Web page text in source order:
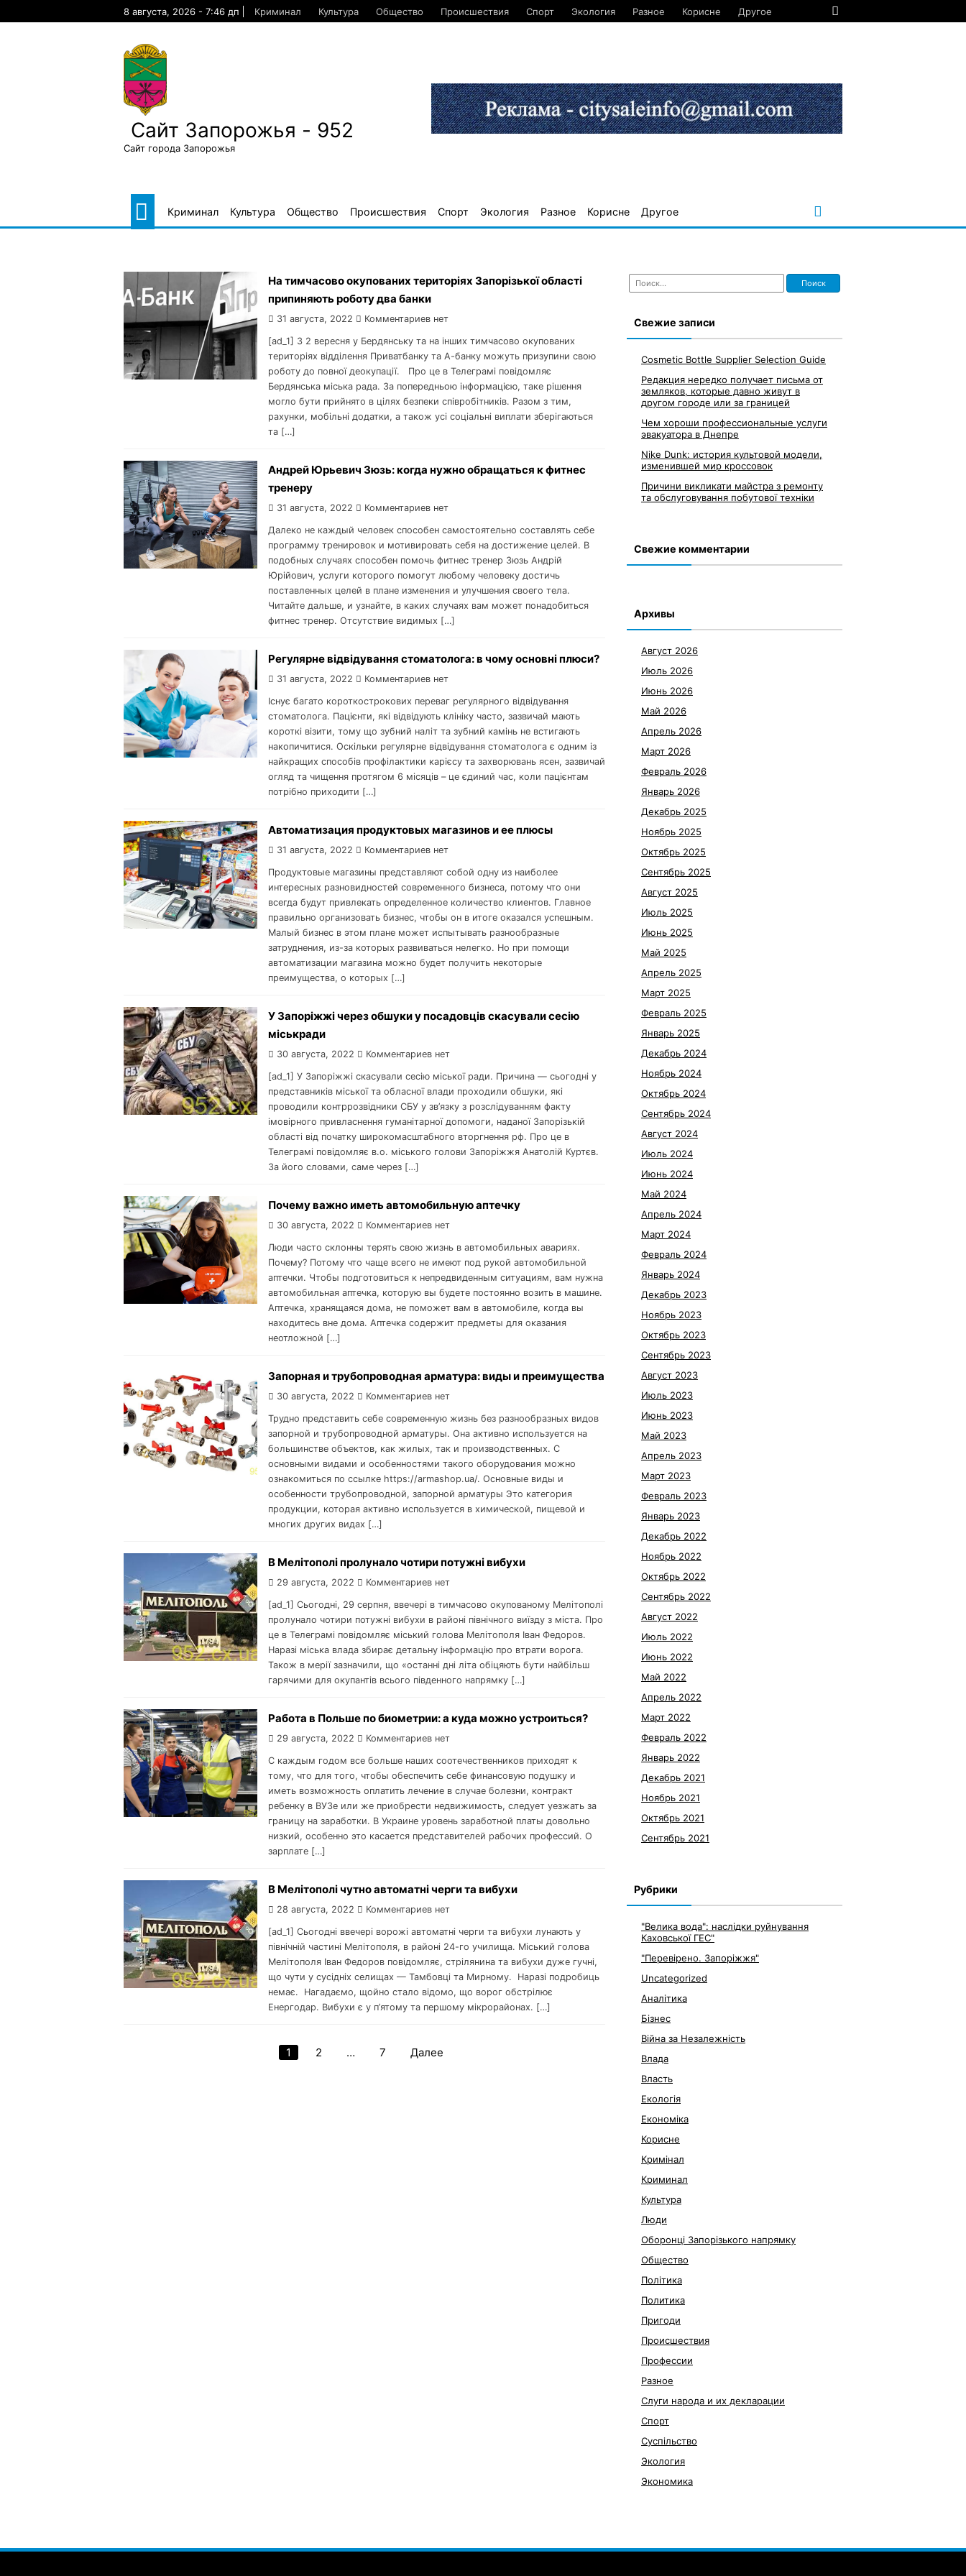
8 августа, 2026 - 7:46 дп Криминал Культура Общество Происшествия Спорт Экология Разное Корисне Другое
Сайт Запорожья - 952
Сайт города Запорожья
Криминал Культура Общество Происшествия Спорт Экология Разное Корисне Другое
На тимчасово окупованих територіях Запорізької області
припиняють роботу два банки
31 августа, 2022 Комментариев нет
[ad_1] З 2 вересня у Бердянську та на інших тимчасово окупованих
територіях відділення Приватбанку та А-банку можуть призупини свою
роботу до повної деокупації. Про це в Телеграмі повідомляє
Бердянська міська рада. За попередньою інформацією, таке рішення
могло бути прийнято в цілях безпеки співробітників. Разом з тим,
рахунки, мобільні додатки, а також усі соціальні виплати зберігаються
та […]
Андрей Юрьевич Зюзь: когда нужно обращаться к фитнес
тренеру
31 августа, 2022 Комментариев нет
Далеко не каждый человек способен самостоятельно составлять себе
программу тренировок и мотивировать себя на достижение целей. В
подобных случаях способен помочь фитнес тренер Зюзь Андрій
Юрійович, услуги которого помогут любому человеку достичь
поставленных целей в плане изменения и улучшения своего тела.
Читайте дальше, и узнайте, в каких случаях вам может понадобиться
фитнес тренер. Отсутствие видимых […]
Регулярне відвідування стоматолога: в чому основні плюси?
31 августа, 2022 Комментариев нет
Існує багато короткострокових переваг регулярного відвідування
стоматолога. Пацієнти, які відвідують клініку часто, зазвичай мають
короткі візити, тому що зубний наліт та зубний камінь не встигають
накопичитися. Оскільки регулярне відвідування стоматолога є одним із
найкращих способів профілактики карієсу та захворювань ясен, зазвичай
огляд та чищення протягом 6 місяців – це єдиний час, коли пацієнтам
потрібно приходити […]
Автоматизация продуктовых магазинов и ее плюсы
31 августа, 2022 Комментариев нет
Продуктовые магазины представляют собой одну из наиболее
интересных разновидностей современного бизнеса, потому что они
всегда будут привлекать определенное количество клиентов. Главное
правильно организовать бизнес, чтобы он в итоге оказался успешным.
Малый бизнес в этом плане может испытывать разнообразные
затруднения, из-за которых развиваться нелегко. Но при помощи
автоматизации магазина можно будет получить некоторые
преимущества, о которых […]
У Запоріжжі через обшуки у посадовців скасували сесію
міськради
30 августа, 2022 Комментариев нет
[ad_1] У Запоріжжі скасували сесію міської ради. Причина — сьогодні у
представників міської та обласної влади проходили обшуки, які
проводили контррозвідники СБУ у зв’язку з розслідуванням факту
імовірного привласнення гуманітарної допомоги, наданої Запорізькій
області від початку широкомасштабного вторгнення рф. Про це в
Телеграмі повідомляє в.о. міського голови Запоріжжя Анатолій Куртєв.
За його словами, саме через […]
Почему важно иметь автомобильную аптечку
30 августа, 2022 Комментариев нет
Люди часто склонны терять свою жизнь в автомобильных авариях.
Почему? Потому что чаще всего не имеют под рукой автомобильной
аптечки. Чтобы подготовиться к непредвиденным ситуациям, вам нужна
автомобильная аптечка, которую вы будете постоянно возить в машине.
Аптечка, хранящаяся дома, не поможет вам в автомобиле, когда вы
находитесь вне дома. Аптечка содержит предметы для оказания
неотложной […]
Запорная и трубопроводная арматура: виды и преимущества
30 августа, 2022 Комментариев нет
Трудно представить себе современную жизнь без разнообразных видов
запорной и трубопроводной арматуры. Она активно используется на
большинстве объектов, как жилых, так и производственных. С
основными видами и особенностями такого оборудования можно
ознакомиться по ссылке https://armashop.ua/. Основные виды и
особенности трубопроводной, запорной арматуры Это категория
продукции, которая активно используется в химической, пищевой и
многих других видах […]
В Мелітополі пролунало чотири потужні вибухи
29 августа, 2022 Комментариев нет
[ad_1] Сьогодні, 29 серпня, ввечері в тимчасово окупованому Мелітополі
пролунало чотири потужні вибухи в районі північного виїзду з міста. Про
це в Телеграмі повідомляє міський голова Мелітополя Іван Федоров.
Наразі міська влада збирає детальну інформацію про втрати ворога.
Також в мерії зазначили, що «останні дні літа обіцяють бути найбільш
гарячими для окупантів всього південного напрямку […]
Работа в Польше по биометрии: а куда можно устроиться?
29 августа, 2022 Комментариев нет
С каждым годом все больше наших соотечественников приходят к
тому, что для того, чтобы обеспечить себе финансовую подушку и
иметь возможность оплатить лечение в случае болезни, контракт
ребенку в ВУЗе или же приобрести недвижимость, следует уезжать за
границу на заработки. В Украине уровень заработной платы довольно
низкий, особенно это касается представителей рабочих профессий. О
зарплате […]
В Мелітополі чутно автоматні черги та вибухи
28 августа, 2022 Комментариев нет
[ad_1] Сьогодні ввечері ворожі автоматні черги та вибухи лунають у
північній частині Мелітополя, в районі 24-го училища. Міський голова
Мелітополя Іван Федоров повідомляє, стрілянина та вибухи дуже гучні,
що чути у сусідніх селищах — Тамбовці та Мирному. Наразі подробиць
немає. Нагадаємо, щойно стало відомо, що ворог обстрілює
Енергодар. Вибухи є у п’ятому та першому мікрорайонах. […]
Навигация
1 2 … 7 Далее
Найти:
Свежие записи
Cosmetic Bottle Supplier Selection Guide
Редакция нередко получает письма от
земляков, которые давно живут в
другом городе или за границей
Чем хороши профессиональные услуги
эвакуатора в Днепре
Nike Dunk: история культовой модели,
изменившей мир кроссовок
Причини викликати майстра з ремонту
та обслуговування побутової техніки
Свежие комментарии
Архивы
Август 2026
Июль 2026
Июнь 2026
Май 2026
Апрель 2026
Март 2026
Февраль 2026
Январь 2026
Декабрь 2025
Ноябрь 2025
Октябрь 2025
Сентябрь 2025
Август 2025
Июль 2025
Июнь 2025
Май 2025
Апрель 2025
Март 2025
Февраль 2025
Январь 2025
Декабрь 2024
Ноябрь 2024
Октябрь 2024
Сентябрь 2024
Август 2024
Июль 2024
Июнь 2024
Май 2024
Апрель 2024
Март 2024
Февраль 2024
Январь 2024
Декабрь 2023
Ноябрь 2023
Октябрь 2023
Сентябрь 2023
Август 2023
Июль 2023
Июнь 2023
Май 2023
Апрель 2023
Март 2023
Февраль 2023
Январь 2023
Декабрь 2022
Ноябрь 2022
Октябрь 2022
Сентябрь 2022
Август 2022
Июль 2022
Июнь 2022
Май 2022
Апрель 2022
Март 2022
Февраль 2022
Январь 2022
Декабрь 2021
Ноябрь 2021
Октябрь 2021
Сентябрь 2021
Рубрики
"Велика вода": наслідки руйнування
Каховської ГЕС"
"Перевірено. Запоріжжя"
Uncategorized
Аналітика
Бізнес
Війна за Незалежність
Влада
Власть
Екологія
Економіка
Корисне
Кримінал
Криминал
Культура
Люди
Оборонці Запорізького напрямку
Общество
Політика
Политика
Пригоди
Происшествия
Профессии
Разное
Слуги народа и их декларации
Спорт
Суспільство
Экология
Экономика